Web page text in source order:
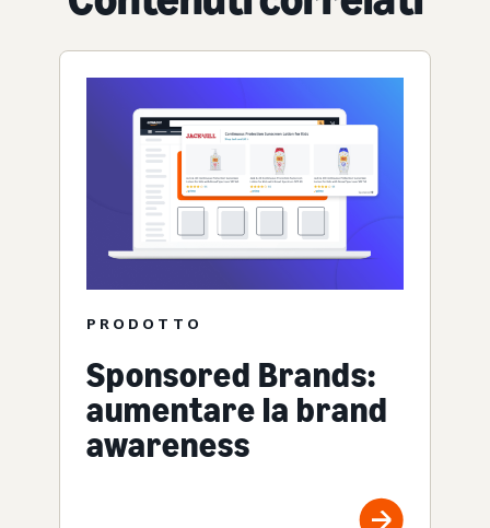
PRODOTTO
Sponsored Brands:
aumentare la brand
awareness